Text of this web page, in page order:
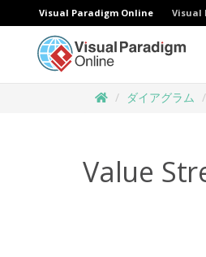
Visual Paradigm Online Visual
ダイアグラム
Value